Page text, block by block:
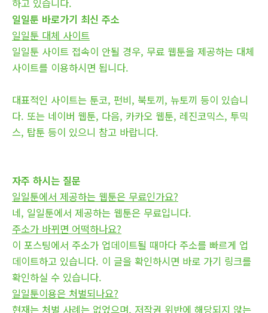
일일툰 바로가기 최신 주소
일일툰 대체 사이트
일일툰 사이트 접속이 안될 경우, 무료 웹툰을 제공하는 대체
사이트를 이용하시면 됩니다.
대표적인 사이트는 툰코, 펀비, 북토끼, 뉴토끼 등이 있습니
다. 또는 네이버 웹툰, 다음, 카카오 웹툰, 레진코믹스, 투믹
스, 탑툰 등이 있으니 참고 바랍니다.
자주 하시는 질문
일일툰에서 제공하는 웹툰은 무료인가요?
네, 일일툰에서 제공하는 웹툰은 무료입니다.
주소가 바뀌면 어떡하나요?
이 포스팅에서 주소가 업데이트될 때마다 주소를 빠르게 업
데이트하고 있습니다. 이 글을 확인하시면 바로 가기 링크를
확인하실 수 있습니다.
일일툰이용은 처벌되나요?
현재는 처벌 사례는 없었으며, 저작권 위반에 해당되지 않는